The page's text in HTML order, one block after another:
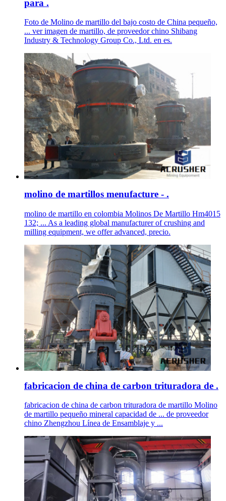
para .
Foto de Molino de martillo del bajo costo de China pequeño,
... ver imagen de martillo, de proveedor chino Shibang
Industry & Technology Group Co., Ltd. en es.
molino de martillos menufacture - .
molino de martillo en colombia Molinos De Martillo Hm4015
132; ... As a leading global manufacturer of crushing and
milling equipment, we offer advanced, precio.
fabricacion de china de carbon trituradora de .
fabricacion de china de carbon trituradora de martillo Molino
de martillo pequeño mineral capacidad de ... de proveedor
chino Zhengzhou Línea de Ensamblaje y ...